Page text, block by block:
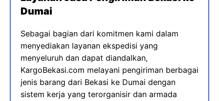
Dumai
Sebagai bagian dari komitmen kami dalam
menyediakan layanan ekspedisi yang
menyeluruh dan dapat diandalkan,
KargoBekasi.com melayani pengiriman berbagai
jenis barang dari Bekasi ke Dumai dengan
sistem kerja yang terorganisir dan armada